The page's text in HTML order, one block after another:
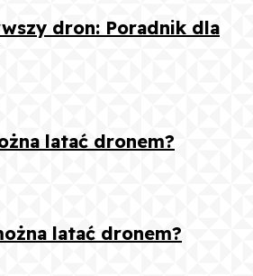
dron: Poradnik dla
latać dronem?
latać dronem?